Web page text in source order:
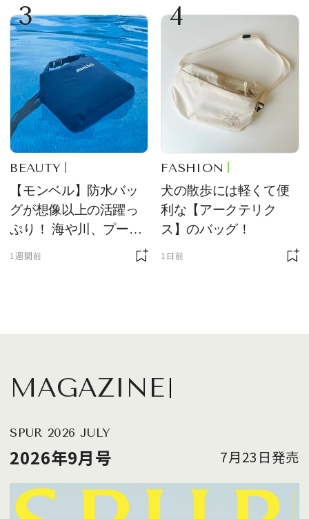
3
BEAUTY
【モンベル】防水バッ
グが想像以上の活躍っ
ぷり！ 海や川、プール
1週間前
4
FASHION
犬の散歩には軽くて便
利な【アークテリク
ス】のバッグ！
1日前
MAGAZINE
SPUR 2026 JULY
2026年9月号 7月23日発売